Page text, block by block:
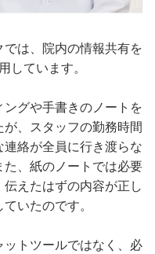
は、院内の情報共有を
しています。
グや手書きのノートを
、スタッフの勤務時間
絡が全員に行き渡らな
、紙のノートでは必要
えたはずの内容が正し
いたのです。
トツールではなく、必